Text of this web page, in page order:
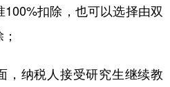
扣除，也可以选择由双
税人接受研究生继续教